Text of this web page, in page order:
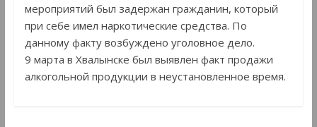
мероприятий был задержан гражданин, который
при себе имел наркотические средства. По
данному факту возбуждено уголовное дело.
9 марта в Хвалынске был выявлен факт продажи
алкогольной продукции в неустановленное время.